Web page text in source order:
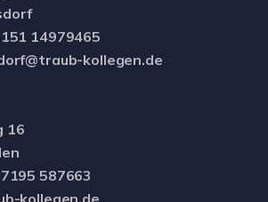
14979465
kollegen.de
16
587663
kollegen.de